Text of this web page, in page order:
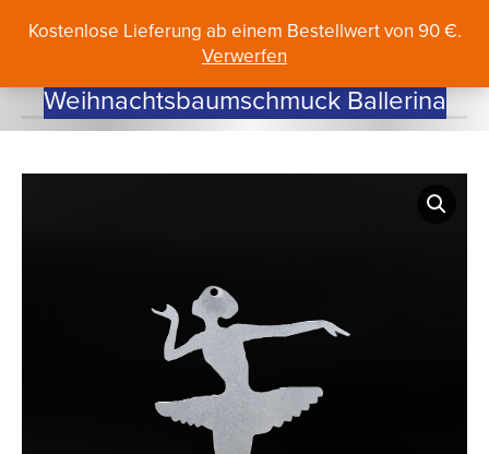
Kostenlose Lieferung ab einem Bestellwert von 90 €.
Verwerfen
Search:
Weihnachtsbaumschmuck Ballerina